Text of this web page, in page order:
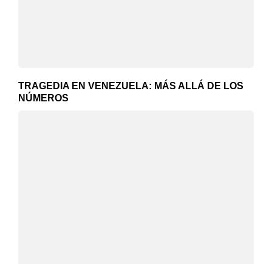
TRAGEDIA EN VENEZUELA: MÁS ALLÁ DE LOS
NÚMEROS